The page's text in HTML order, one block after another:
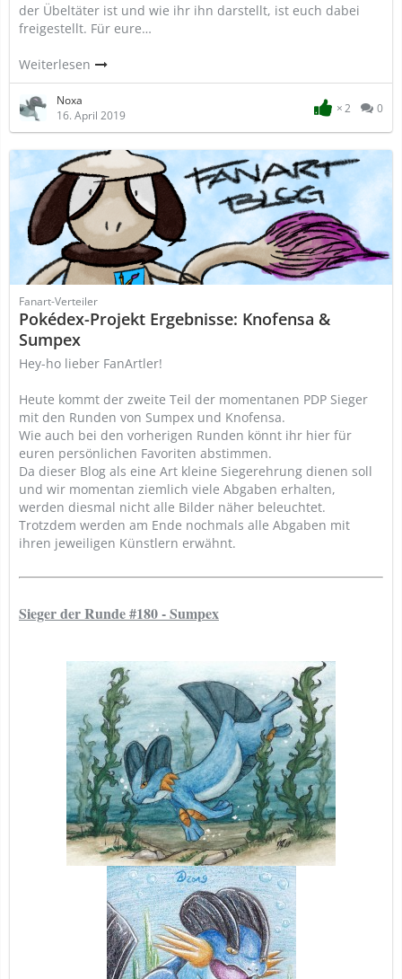
der Übeltäter ist und wie ihr ihn darstellt, ist euch dabei
freigestellt. Für eure…
Weiterlesen
Noxa
16. April 2019
2 0
Fanart-Verteiler
Pokédex-Projekt Ergebnisse: Knofensa &
Sumpex
Hey-ho lieber FanArtler!
Heute kommt der zweite Teil der momentanen PDP Sieger
mit den Runden von Sumpex und Knofensa.
Wie auch bei den vorherigen Runden könnt ihr hier für
euren persönlichen Favoriten abstimmen.
Da dieser Blog als eine Art kleine Siegerehrung dienen soll
und wir momentan ziemlich viele Abgaben erhalten,
werden diesmal nicht alle Bilder näher beleuchtet.
Trotzdem werden am Ende nochmals alle Abgaben mit
ihren jeweiligen Künstlern erwähnt.
Sieger der Runde #180 - Sumpex